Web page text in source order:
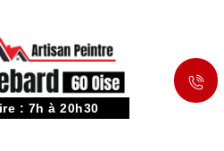
: 7h à 20h30